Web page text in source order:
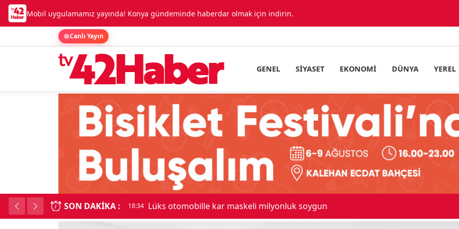
Mobil uygulamamız yayında! Konya gündeminde haberdar olmak için indirin.
Canlı Yayın
GENEL SIYASET EKONOMI DÜNYA YEREL
SON DAKIKA : 18:34 Lüks otomobille kar maskeli milyonluk soygun